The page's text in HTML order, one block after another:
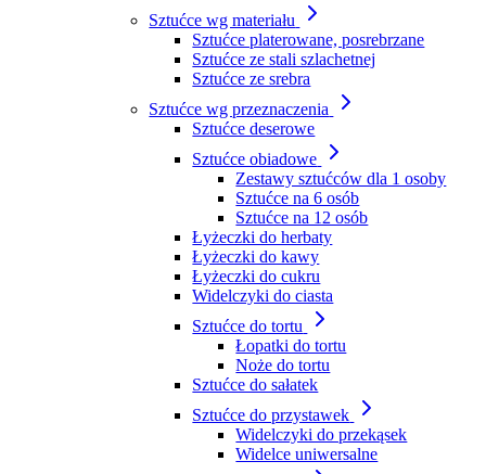
Sztućce wg materiału
Sztućce platerowane, posrebrzane
Sztućce ze stali szlachetnej
Sztućce ze srebra
Sztućce wg przeznaczenia
Sztućce deserowe
Sztućce obiadowe
Zestawy sztućców dla 1 osoby
Sztućce na 6 osób
Sztućce na 12 osób
Łyżeczki do herbaty
Łyżeczki do kawy
Łyżeczki do cukru
Widelczyki do ciasta
Sztućce do tortu
Łopatki do tortu
Noże do tortu
Sztućce do sałatek
Sztućce do przystawek
Widelczyki do przekąsek
Widelce uniwersalne